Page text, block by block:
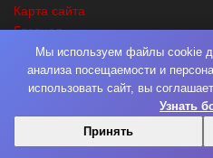
Карта сайта
Главная
Поиск
© 2026Нота Миру. Разработка
Мы используем файлы cookie
анализа посещаемости и
использовать сайт, вы
Узнать
Принять